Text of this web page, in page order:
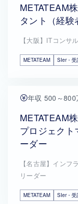
METATEAM
タント（経験
【大阪】ITコンサ
METATEAM SIer・受
年収 500～800
METATEAM
プロジェクト
ーダー
【名古屋】インフ
リーダー
METATEAM SIer・受